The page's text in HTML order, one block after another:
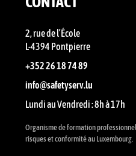
2, rue de l’École
L-4394 Pontpierre
+352 26 18 74 89
info@safetyserv.lu
Lundi au Vendredi : 8h à 17h
Organisme de formation
risques et conformité au Luxembourg.